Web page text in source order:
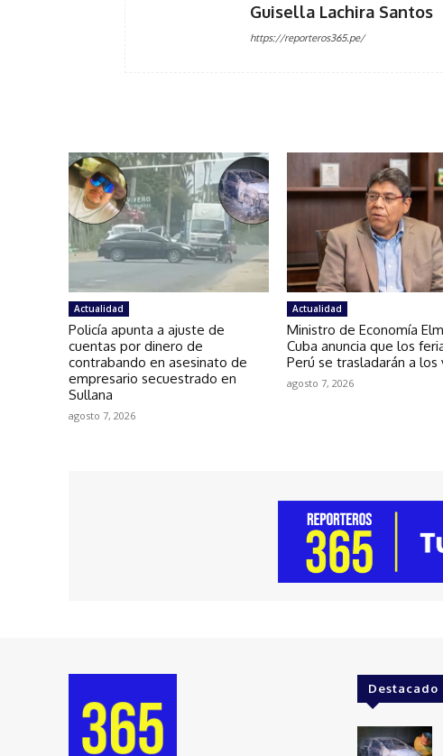
Guisella Lachira Santos
https://reporteros365.pe/
Actualidad
Policía apunta a ajuste de
cuentas por dinero de
contrabando en asesinato de
empresario secuestrado en
Sullana
agosto 7, 2026
Actualidad
Ministro de Economía
Cuba anuncia que los
Perú se trasladarán a los
agosto 7, 2026
Destacado